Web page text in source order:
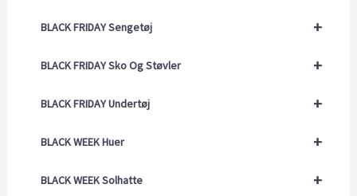
+
BLACK FRIDAY Sengetøj
+
BLACK FRIDAY Sko Og Støvler
+
BLACK FRIDAY Undertøj
+
BLACK WEEK Huer
+
BLACK WEEK Solhatte